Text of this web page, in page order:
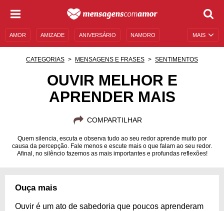
MAIS
AMOR AMIZADE ANIVERSÁRIO NAMORO
MENSAGENS E FRASES MENSAGENS DE ANIVERSÁRIO
CATEGORIAS MENSAGENS E FRASES SENTIMENTOS
OUVIR MELHOR E
APRENDER MAIS
COMPARTILHAR
Quem silencia, escuta e observa tudo ao seu redor aprende muito por
causa da percepção. Fale menos e escute mais o que falam ao seu redor.
Afinal, no silêncio fazemos as mais importantes e profundas reflexões!
Ouça mais
Ouvir é um ato de sabedoria que poucos aprenderam